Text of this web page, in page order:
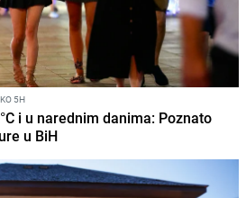
5H
i u narednim danima: Poznato
u BiH